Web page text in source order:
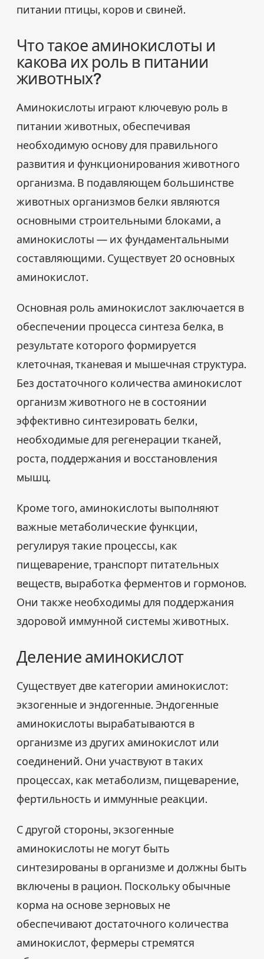
питании птицы, коров и свиней.
Что такое аминокислоты и
какова их роль в питании
животных?
Аминокислоты играют ключевую роль в
питании животных, обеспечивая
необходимую основу для правильного
развития и функционирования животного
организма. В подавляющем большинстве
животных организмов белки являются
основными строительными блоками, а
аминокислоты — их фундаментальными
составляющими. Существует 20 основных
аминокислот.
Основная роль аминокислот заключается в
обеспечении процесса синтеза белка, в
результате которого формируется
клеточная, тканевая и мышечная структура.
Без достаточного количества аминокислот
организм животного не в состоянии
эффективно синтезировать белки,
необходимые для регенерации тканей,
роста, поддержания и восстановления
мышц.
Кроме того, аминокислоты выполняют
важные метаболические функции,
регулируя такие процессы, как
пищеварение, транспорт питательных
веществ, выработка ферментов и гормонов.
Они также необходимы для поддержания
здоровой иммунной системы животных.
Деление аминокислот
Существует две категории аминокислот:
экзогенные и эндогенные. Эндогенные
аминокислоты вырабатываются в
организме из других аминокислот или
соединений. Они участвуют в таких
процессах, как метаболизм, пищеварение,
фертильность и иммунные реакции.
С другой стороны, экзогенные
аминокислоты не могут быть
синтезированы в организме и должны быть
включены в рацион. Поскольку обычные
корма на основе зерновых не
обеспечивают достаточного количества
аминокислот, фермеры стремятся